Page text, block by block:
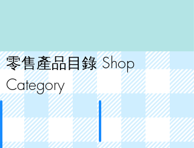
零售產品目錄 Shop
Category
熱賣推介
Sellers
相簿
Photobooks